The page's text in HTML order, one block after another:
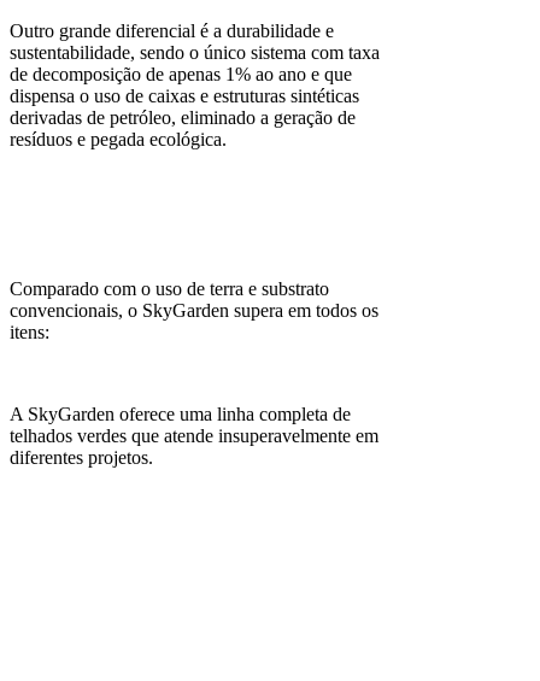
Outro grande diferencial é a durabilidade e
sustentabilidade, sendo o único sistema com taxa
de decomposição de apenas 1% ao ano e que
dispensa o uso de caixas e estruturas sintéticas
derivadas de petróleo, eliminado a geração de
resíduos e pegada ecológica.
Comparado com o uso de terra e substrato
convencionais, o SkyGarden supera em todos os
itens:
A SkyGarden oferece uma linha completa de
telhados verdes que atende insuperavelmente em
diferentes projetos.